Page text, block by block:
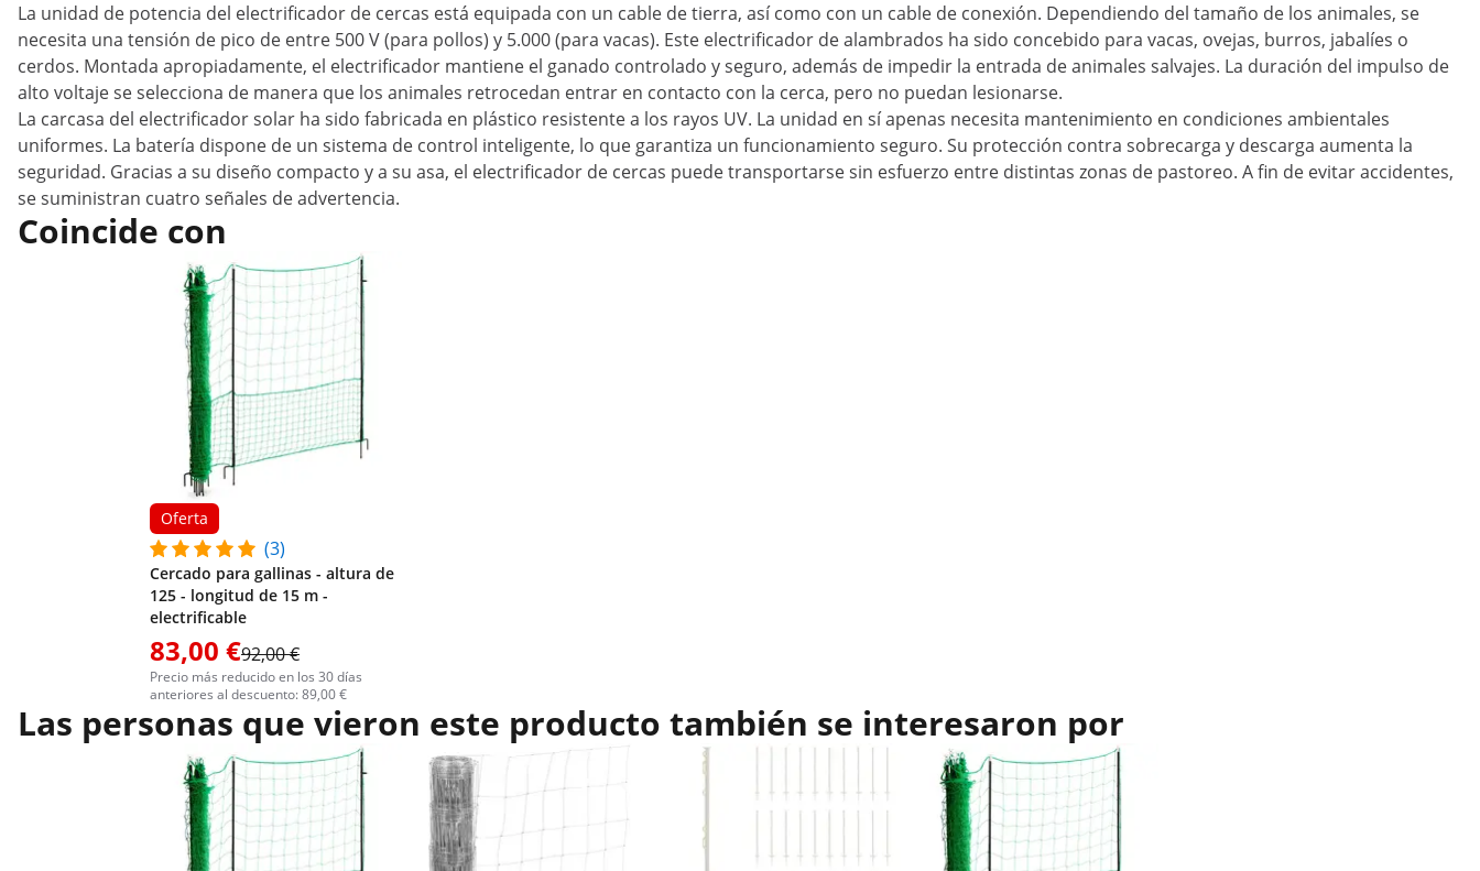
La unidad de potencia del electrificador de cercas está equipada con un cable de tierra, así como con un cable de conexión. Dependiendo del tamaño de los animales, se
necesita una tensión de pico de entre 500 V (para pollos) y 5.000 (para vacas). Este electrificador de alambrados ha sido concebido para vacas, ovejas, burros, jabalíes o
cerdos. Montada apropiadamente, el electrificador mantiene el ganado controlado y seguro, además de impedir la entrada de animales salvajes. La duración del impulso de
alto voltaje se selecciona de manera que los animales retrocedan entrar en contacto con la cerca, pero no puedan lesionarse.
La carcasa del electrificador solar ha sido fabricada en plástico resistente a los rayos UV. La unidad en sí apenas necesita mantenimiento en condiciones ambientales
uniformes. La batería dispone de un sistema de control inteligente, lo que garantiza un funcionamiento seguro. Su protección contra sobrecarga y descarga aumenta la
seguridad. Gracias a su diseño compacto y a su asa, el electrificador de cercas puede transportarse sin esfuerzo entre distintas zonas de pastoreo. A fin de evitar accidentes,
se suministran cuatro señales de advertencia.
Coincide con
Oferta
(3)
Cercado para gallinas - altura de
125 - longitud de 15 m -
electrificable
83,00 €92,00 €
Precio más reducido en los 30 días
anteriores al descuento: 89,00 €
Las personas que vieron este producto también se interesaron por